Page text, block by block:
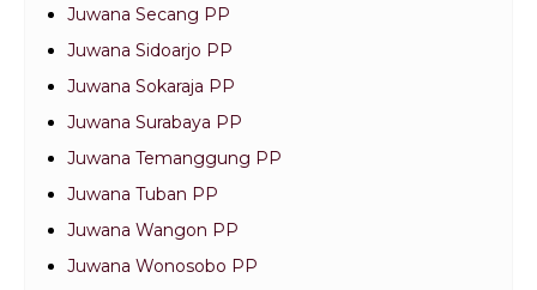
Juwana Secang PP
Juwana Sidoarjo PP
Juwana Sokaraja PP
Juwana Surabaya PP
Juwana Temanggung PP
Juwana Tuban PP
Juwana Wangon PP
Juwana Wonosobo PP